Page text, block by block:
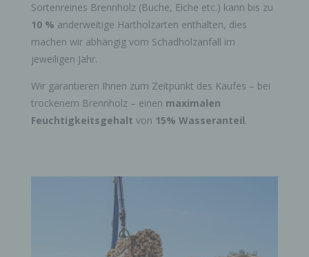
Sortenreines Brennholz (Buche, Eiche etc.) kann bis zu
10 % anderweitige Hartholzarten enthalten, dies
machen wir abhängig vom Schadholzanfall im
jeweiligen Jahr.
Wir garantieren Ihnen zum Zeitpunkt des Kaufes – bei
trockenem Brennholz – einen maximalen
Feuchtigkeitsgehalt von 15% Wasseranteil.